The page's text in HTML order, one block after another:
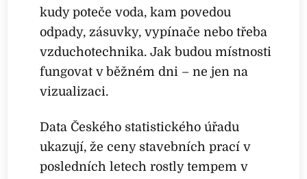
kudy poteče voda, kam povedou
odpady, zásuvky, vypínače nebo třeba
vzduchotechnika. Jak budou místnosti
fungovat v běžném dni – ne jen na
vizualizaci.
Data Českého statistického úřadu
ukazují, že ceny stavebních prací v
posledních letech rostly tempem v